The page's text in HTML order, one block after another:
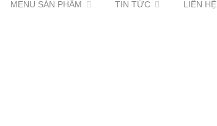
MENU SẢN PHẨM TIN TỨC LIÊN HỆ